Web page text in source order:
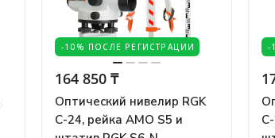
-10% ПОСЛЕ РЕГИСТРАЦИИ
164 850 ₸
Оптический нивелир RGK
C-24, рейка AMO S5 и
-